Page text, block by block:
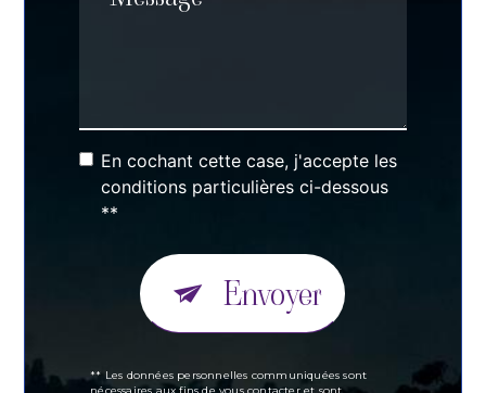
En cochant cette case, j'accepte les
conditions particulières ci-dessous
**
Envoyer
** Les données personnelles communiquées sont
nécessaires aux fins de vous contacter et sont